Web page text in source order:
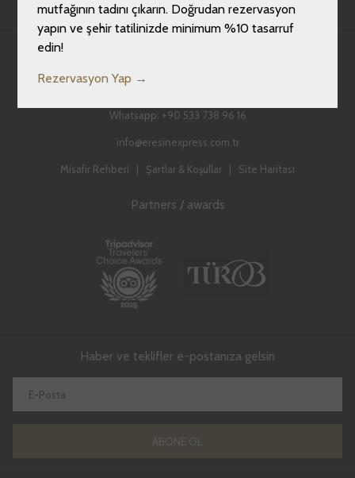
Whatsapp: +90 533 738 96 16
info@eresinexpress.com.tr
Misafir Rehberi Şartlar & Koşullar Site Haritası
Partners / awards
Haber ve teklifler e-postanıza gelsin
ABONE OL
mutfağının tadını çıkarın. Doğrudan rezervasyon
yapın ve şehir tatilinizde minimum %10 tasarruf
edin!
Rezervasyon Yap